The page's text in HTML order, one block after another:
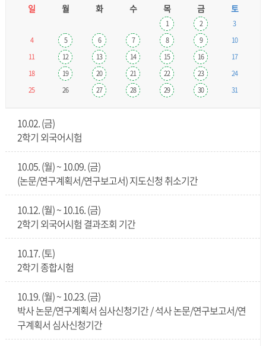
일 월 화 수 목 금 토
1 2
3
4
5 6 7 8 9
10
11
12 13 14 15 16
17
18
19 20 21 22 23
24
25
26 27 28 29 30 31
10.02. (금)
2학기 외국어시험
10.05. (월) ~ 10.09. (금)
(논문/연구계획서/연구보고서) 지도신청 취소기간
10.12. (월) ~ 10.16. (금)
2학기 외국어시험 결과조회 기간
10.17. (토)
2학기 종합시험
10.19. (월) ~ 10.23. (금)
박사 논문/연구계획서 심사신청기간 / 석사 논문/연구보고서/연
구계획서 심사신청기간